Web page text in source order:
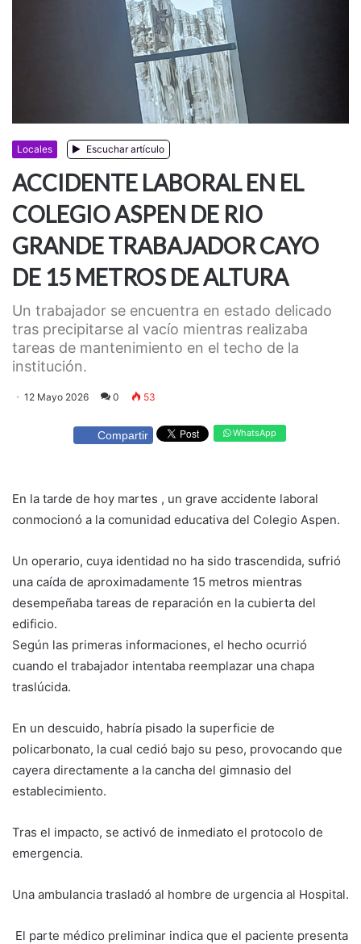
Locales Escuchar artículo
ACCIDENTE LABORAL EN EL
COLEGIO ASPEN DE RIO
GRANDE TRABAJADOR CAYO
DE 15 METROS DE ALTURA
​Un trabajador se encuentra en estado delicado
tras precipitarse al vacío mientras realizaba
tareas de mantenimiento en el techo de la
institución.
12 Mayo 2026 0 53
Compartir WhatsApp
En la tarde de hoy martes , un grave accidente laboral
conmocionó a la comunidad educativa del Colegio Aspen.
Un operario, cuya identidad no ha sido trascendida, sufrió
una caída de aproximadamente 15 metros mientras
desempeñaba tareas de reparación en la cubierta del
edificio.
​Según las primeras informaciones, el hecho ocurrió
cuando el trabajador intentaba reemplazar una chapa
traslúcida.
En un descuido, habría pisado la superficie de
policarbonato, la cual cedió bajo su peso, provocando que
cayera directamente a la cancha del gimnasio del
establecimiento.
Tras el impacto, se activó de inmediato el protocolo de
emergencia.
Una ambulancia trasladó al hombre de urgencia al Hospital.
El parte médico preliminar indica que el paciente presenta